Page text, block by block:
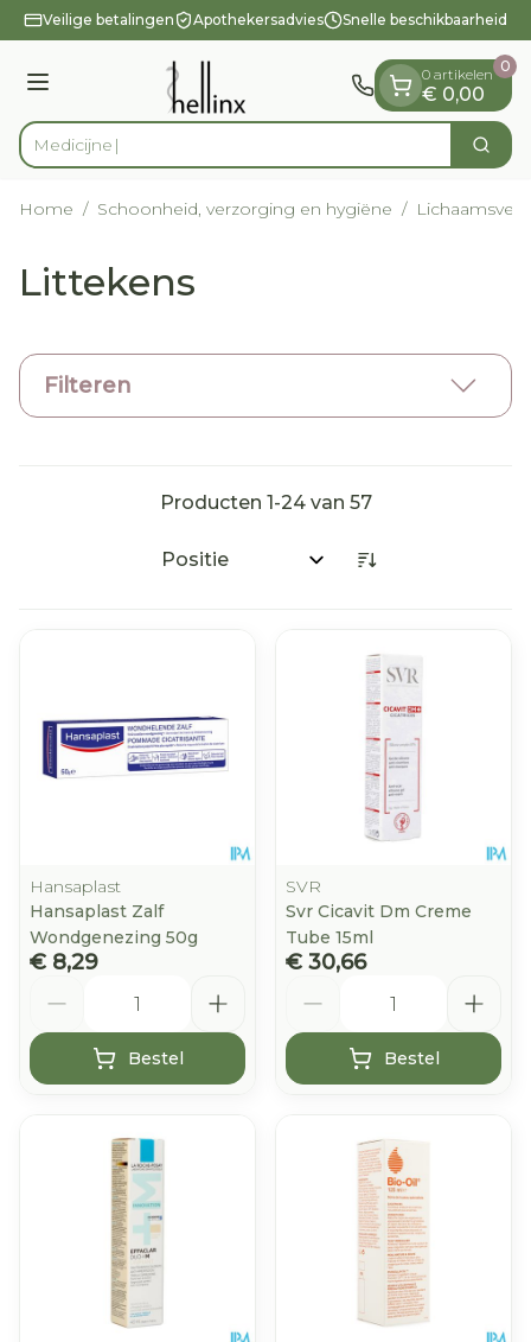
Ga naar de inhoud
1 van 1
Veilige betalingen Apothekersadvies Snelle beschikbaarheid
Menu
Product, merk, categorie... Zoek
0 artikelen
€ 0,00
0
Home / Schoonheid, verzorging en hygiëne /
Littekens
Filteren
Producten 1-24van 57
Sorteer op:
Hansaplast
Hansaplast Zalf
Wondgenezing 50g
€ 8,29
Bestel
SVR
Svr Cicavit Dm Creme
Tube 15ml
€ 30,66
Bestel